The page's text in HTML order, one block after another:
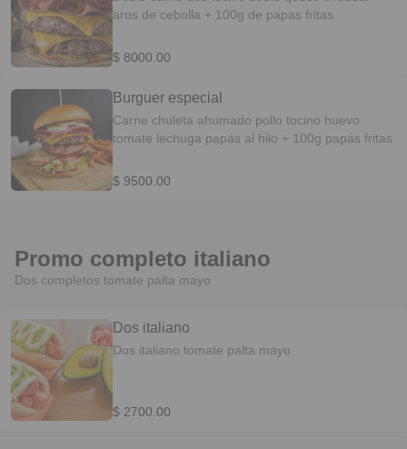
aros de cebolla + 100g de papas fritas
$ 8000.00
Burguer especial
Carne chuleta ahumado pollo tocino huevo
tomate lechuga papás al hilo + 100g papás fritas
$ 9500.00
Promo completo italiano
Dos completos tomate palta mayo
Dos italiano
Dos italiano tomate palta mayo
$ 2700.00